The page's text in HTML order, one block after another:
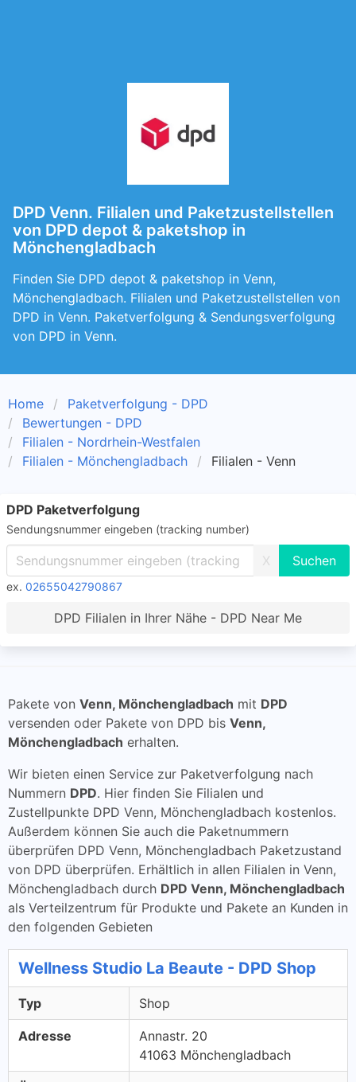
DPD Venn. Filialen und Paketzustellstellen
von DPD depot & paketshop in
Mönchengladbach
Finden Sie DPD depot & paketshop in Venn,
Mönchengladbach. Filialen und Paketzustellstellen von
DPD in Venn. Paketverfolgung & Sendungsverfolgung
von DPD in Venn.
Home
Paketverfolgung - DPD
Bewertungen - DPD
Filialen - Nordrhein-Westfalen
Filialen - Mönchengladbach
Filialen - Venn
DPD Paketverfolgung
Sendungsnummer eingeben (tracking number)
X
ex. 02655042790867
DPD Filialen in Ihrer Nähe - DPD Near Me
Pakete von Venn, Mönchengladbach mit DPD
versenden oder Pakete von DPD bis Venn,
Mönchengladbach erhalten.
Wir bieten einen Service zur Paketverfolgung nach
Nummern DPD. Hier finden Sie Filialen und
Zustellpunkte DPD Venn, Mönchengladbach kostenlos.
Außerdem können Sie auch die Paketnummern
überprüfen DPD Venn, Mönchengladbach Paketzustand
von DPD überprüfen. Erhältlich in allen Filialen in Venn,
Mönchengladbach durch DPD Venn, Mönchengladbach
als Verteilzentrum für Produkte und Pakete an Kunden in
den folgenden Gebieten
Wellness Studio La Beaute - DPD Shop
Typ Shop
Adresse
Annastr. 20
41063 Mönchengladbach